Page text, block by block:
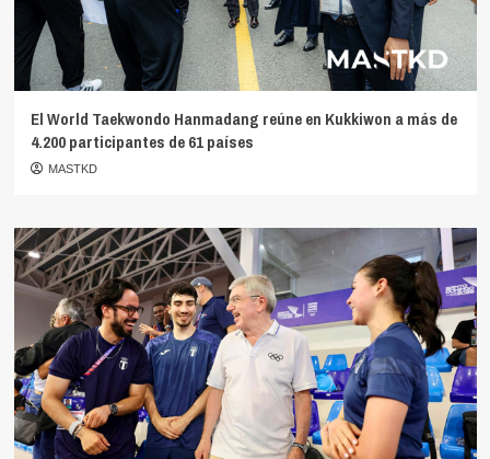
El World Taekwondo Hanmadang reúne en Kukkiwon a más de
4.200 participantes de 61 países
MASTKD